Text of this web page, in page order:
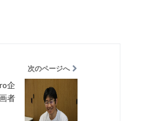
次のページへ
企
者